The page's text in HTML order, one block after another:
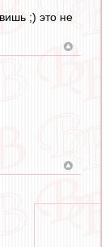
;) это не